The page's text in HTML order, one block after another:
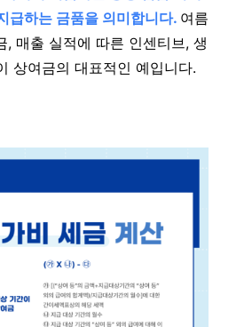
급하는 금품을 의미합니다. 여름
, 매출 실적에 따른 인센티브, 생
상여금의 대표적인 예입니다.